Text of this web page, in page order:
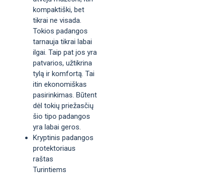
kompaktiški, bet
tikrai ne visada.
Tokios padangos
tarnauja tikrai labai
ilgai. Taip pat jos yra
patvarios, užtikrina
tylą ir komfortą. Tai
itin ekonomiškas
pasirinkimas. Būtent
dėl tokių priežasčių
šio tipo padangos
yra labai geros.
Kryptinis padangos
protektoriaus
raštas
Turintiems